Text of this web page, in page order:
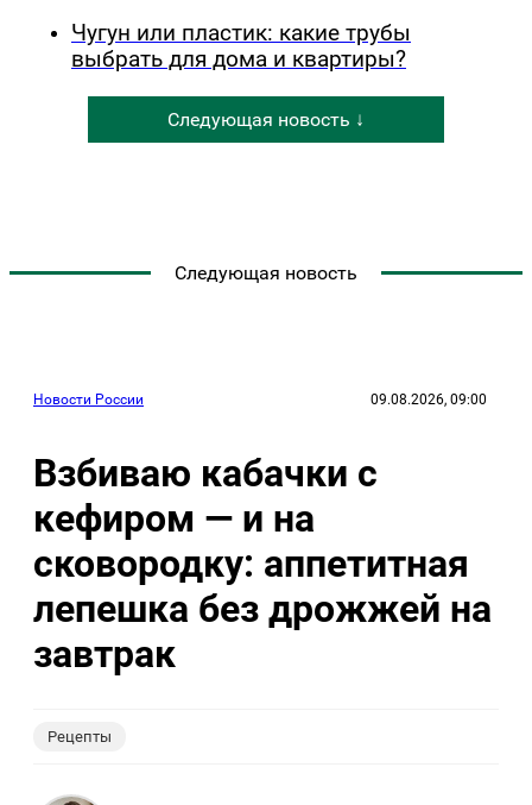
Чугун или пластик: какие трубы
выбрать для дома и квартиры?
Следующая новость ↓
Следующая новость
Новости России 09.08.2026, 09:00
Взбиваю кабачки с
кефиром — и на
сковородку: аппетитная
лепешка без дрожжей на
завтрак
Рецепты